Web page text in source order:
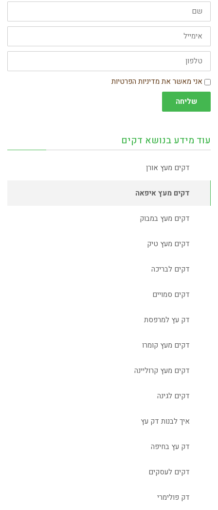
שם
אימייל
טלפון
הסכמה
אני מאשר את מדיניות הפרטיות
שליחה
עוד מידע בנושא דקים
דקים מעץ אורן
דקים מעץ איפאה
דקים מעץ במבוק
דקים מעץ טיק
דקים לבריכה
דקים סמויים
דק עץ למרפסת
דקים מעץ קומרו
דקים מעץ קרוליינה
דקים לגינה
איך לבנות דק עץ
דק עץ בחיפה
דקים לעסקים
דק פולימרי